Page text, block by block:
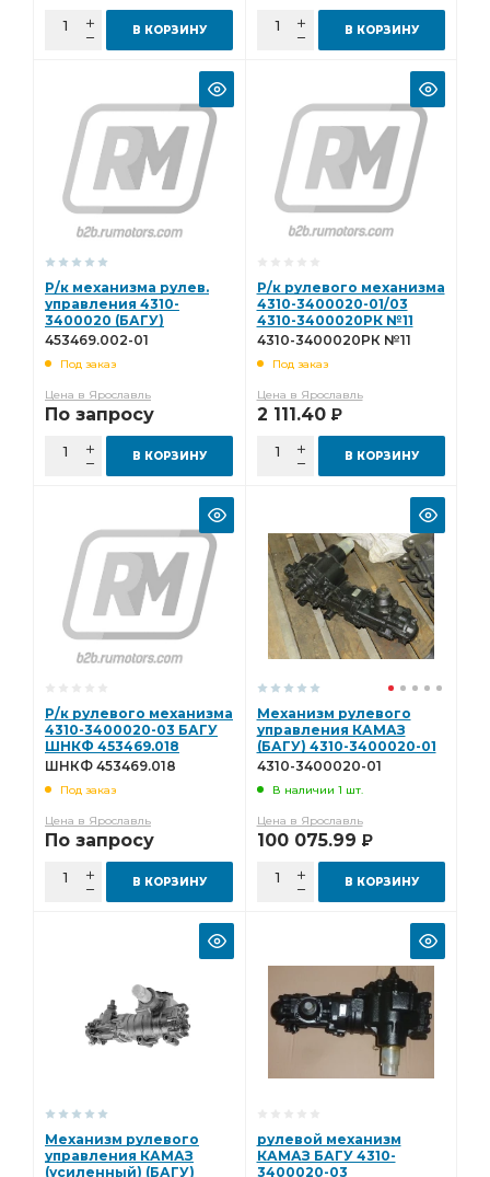
В КОРЗИНУ В КОРЗИНУ
Р/к механизма рулев.
управления 4310-
3400020 (БАГУ)
453469.002-01
453469.002-01
Под заказ
Цена в Ярославль
По запросу
В КОРЗИНУ
Р/к рулевого механизма
4310-3400020-01/03
4310-3400020РК №11
4310-3400020РК №11
Под заказ
Цена в Ярославль
2 111.40 Р
В КОРЗИНУ
Р/к рулевого механизма
4310-3400020-03 БАГУ
ШНКФ 453469.018
ШНКФ 453469.018
Под заказ
Цена в Ярославль
По запросу
В КОРЗИНУ
Механизм рулевого
управления КАМАЗ
(БАГУ) 4310-3400020-01
4310-3400020-01
В наличии 1 шт.
Цена в Ярославль
100 075.99 Р
В КОРЗИНУ
Механизм рулевого
управления КАМАЗ
(усиленный) (БАГУ)
рулевой механизм
КАМАЗ БАГУ 4310-
3400020-03